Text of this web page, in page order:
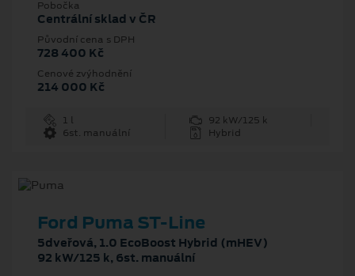
Pobočka
Centrální sklad v ČR
Původní cena s DPH
728 400 Kč
Cenové zvýhodnění
214 000 Kč
1 l
92 kW/125 k
6st. manuální
Hybrid
Ford Puma ST-Line
5dveřová, 1.0 EcoBoost Hybrid (mHEV)
92 kW/125 k, 6st. manuální